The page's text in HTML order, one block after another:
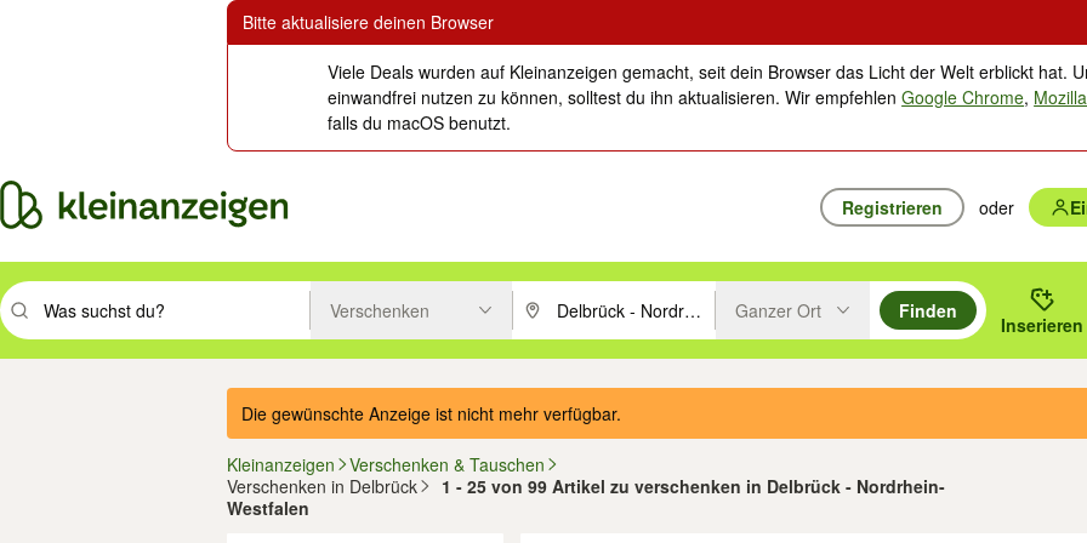
Bitte aktualisiere deinen Browser
Viele Deals wurden auf Kleinanzeigen gemacht, seit dein Browser das Licht der Welt erblickt hat.
einwandfrei nutzen zu können, solltest du ihn aktualisieren. Wir empfehlenGoogle Chrome,
falls du macOS benutzt.
Registrieren oder
Suchbegriff eingeben. Eingabetaste drücken um zu suchen, oder Vorschläge mit den Pfeiltasten nach oben/unten durchsuchen und mit
Verschenken PLZ oder Ort eingeben. Eingabetaste drücken um zu suchen, oder
Ganzer Ort
Finden
Inserieren
Die gewünschte Anzeige ist nicht mehr verfügbar.
Kleinanzeigen
Verschenken & Tauschen
Verschenken in Delbrück
1 - 25 von 99 Artikel zu verschenken in Delbrück - Nordrhein-
Westfalen